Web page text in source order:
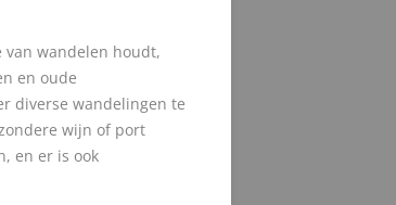
van wandelen houdt,
en oude
diverse wandelingen te
wijn of port
en er is ook